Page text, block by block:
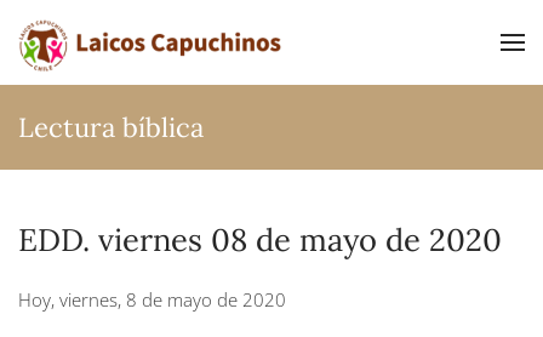
Ir al contenido principal
Lectura bíblica
EDD. viernes 08 de mayo de 2020
Hoy, viernes, 8 de mayo de 2020